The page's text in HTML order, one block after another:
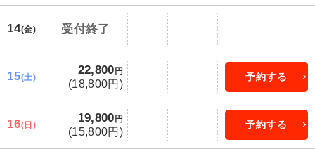
14(金) 受付終了
15(土)
22,800 円
(18,800円)
予約する
16(日)
19,800 円
(15,800円)
予約する